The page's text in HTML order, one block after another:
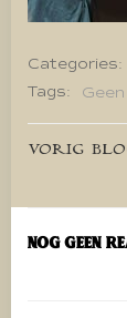
Categories:
Tags:
VORIG
Nog geen